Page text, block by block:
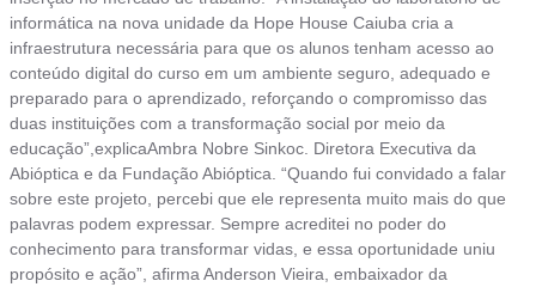
informática na nova unidade da Hope House Caiuba cria a
infraestrutura necessária para que os alunos tenham acesso ao
conteúdo digital do curso em um ambiente seguro, adequado e
preparado para o aprendizado, reforçando o compromisso das
duas instituições com a transformação social por meio da
educação”,explicaAmbra Nobre Sinkoc. Diretora Executiva da
Abióptica e da Fundação Abióptica. “Quando fui convidado a falar
sobre este projeto, percebi que ele representa muito mais do que
palavras podem expressar. Sempre acreditei no poder do
conhecimento para transformar vidas, e essa oportunidade uniu
propósito e ação”, afirma Anderson Vieira, embaixador da